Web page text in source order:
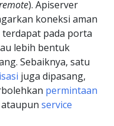
). Apiserver
koneksi aman
pada porta
lebih bentuk
Sebaiknya, satu
juga dipasang,
permintaan
ataupun service